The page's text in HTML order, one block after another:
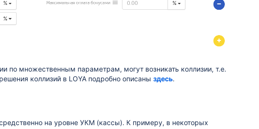
по множественным параметрам, могут возникать коллизии, т.е.
коллизий в LOYA подробно описаны здесь.
на уровне УКМ (кассы). К примеру, в некоторых